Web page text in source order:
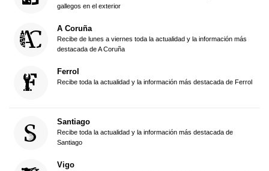
gallegos en el exterior
A Coruña
Recibe de lunes a viernes toda la actualidad y la información más
destacada de A Coruña
Ferrol
Recibe toda la actualidad y la información más destacada de Ferrol
Santiago
Recibe toda la actualidad y la información más destacada de
Santiago
Vigo